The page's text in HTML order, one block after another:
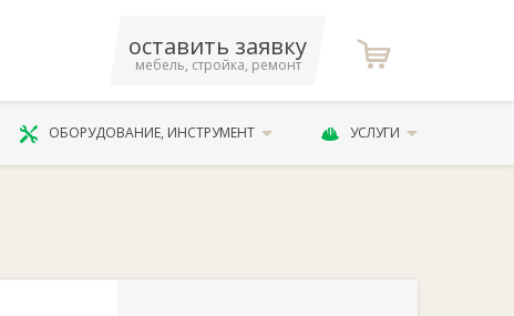
оставить заявку
мебель, стройка, ремонт
ОБОРУДОВАНИЕ, ИНСТРУМЕНТ УСЛУГИ